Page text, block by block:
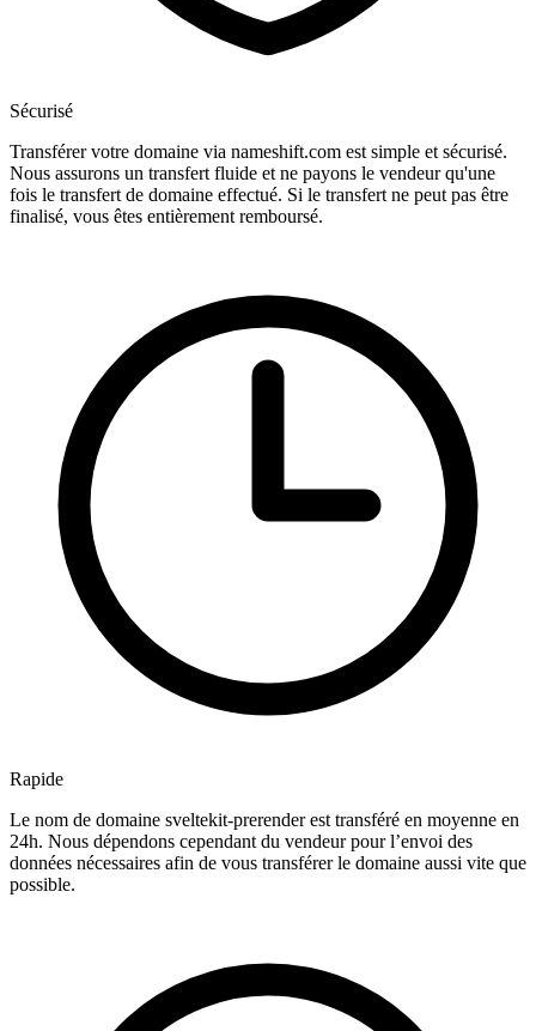
Sécurisé
Transférer votre domaine via nameshift.com est simple et sécurisé.
Nous assurons un transfert fluide et ne payons le vendeur qu'une
fois le transfert de domaine effectué. Si le transfert ne peut pas être
finalisé, vous êtes entièrement remboursé.
Rapide
Le nom de domaine sveltekit-prerender est transféré en moyenne en
24h. Nous dépendons cependant du vendeur pour l’envoi des
données nécessaires afin de vous transférer le domaine aussi vite que
possible.